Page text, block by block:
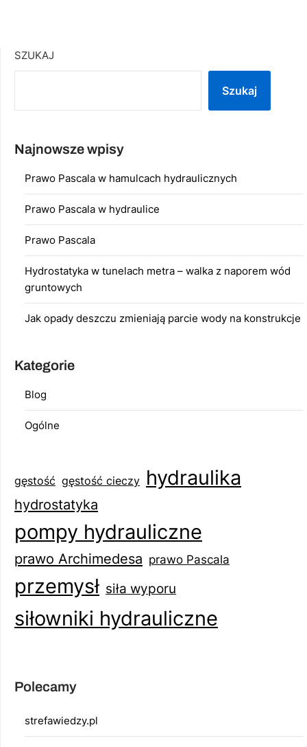
SZUKAJ
Szukaj
Najnowsze wpisy
Prawo Pascala w hamulcach hydraulicznych
Prawo Pascala w hydraulice
Prawo Pascala
Hydrostatyka w tunelach metra – walka z naporem wód
gruntowych
Jak opady deszczu zmieniają parcie wody na konstrukcje
Kategorie
Blog
Ogólne
gęstość gęstość cieczy hydraulika
hydrostatyka
pompy hydrauliczne
prawo Archimedesa prawo Pascala
przemysł siła wyporu
siłowniki hydrauliczne
Polecamy
strefawiedzy.pl